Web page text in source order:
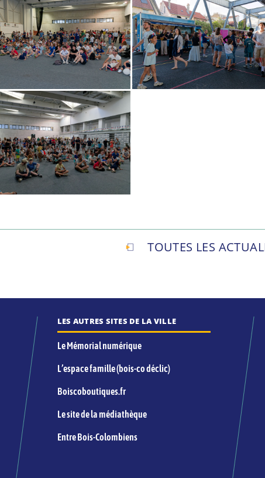
TOUTES LES
LES AUTRES SITES DE LA VILLE
Le Mémorial numérique
L’espace famille (bois-co déclic)
Boiscoboutiques.fr
Le site de la médiathèque
Entre Bois-Colombiens